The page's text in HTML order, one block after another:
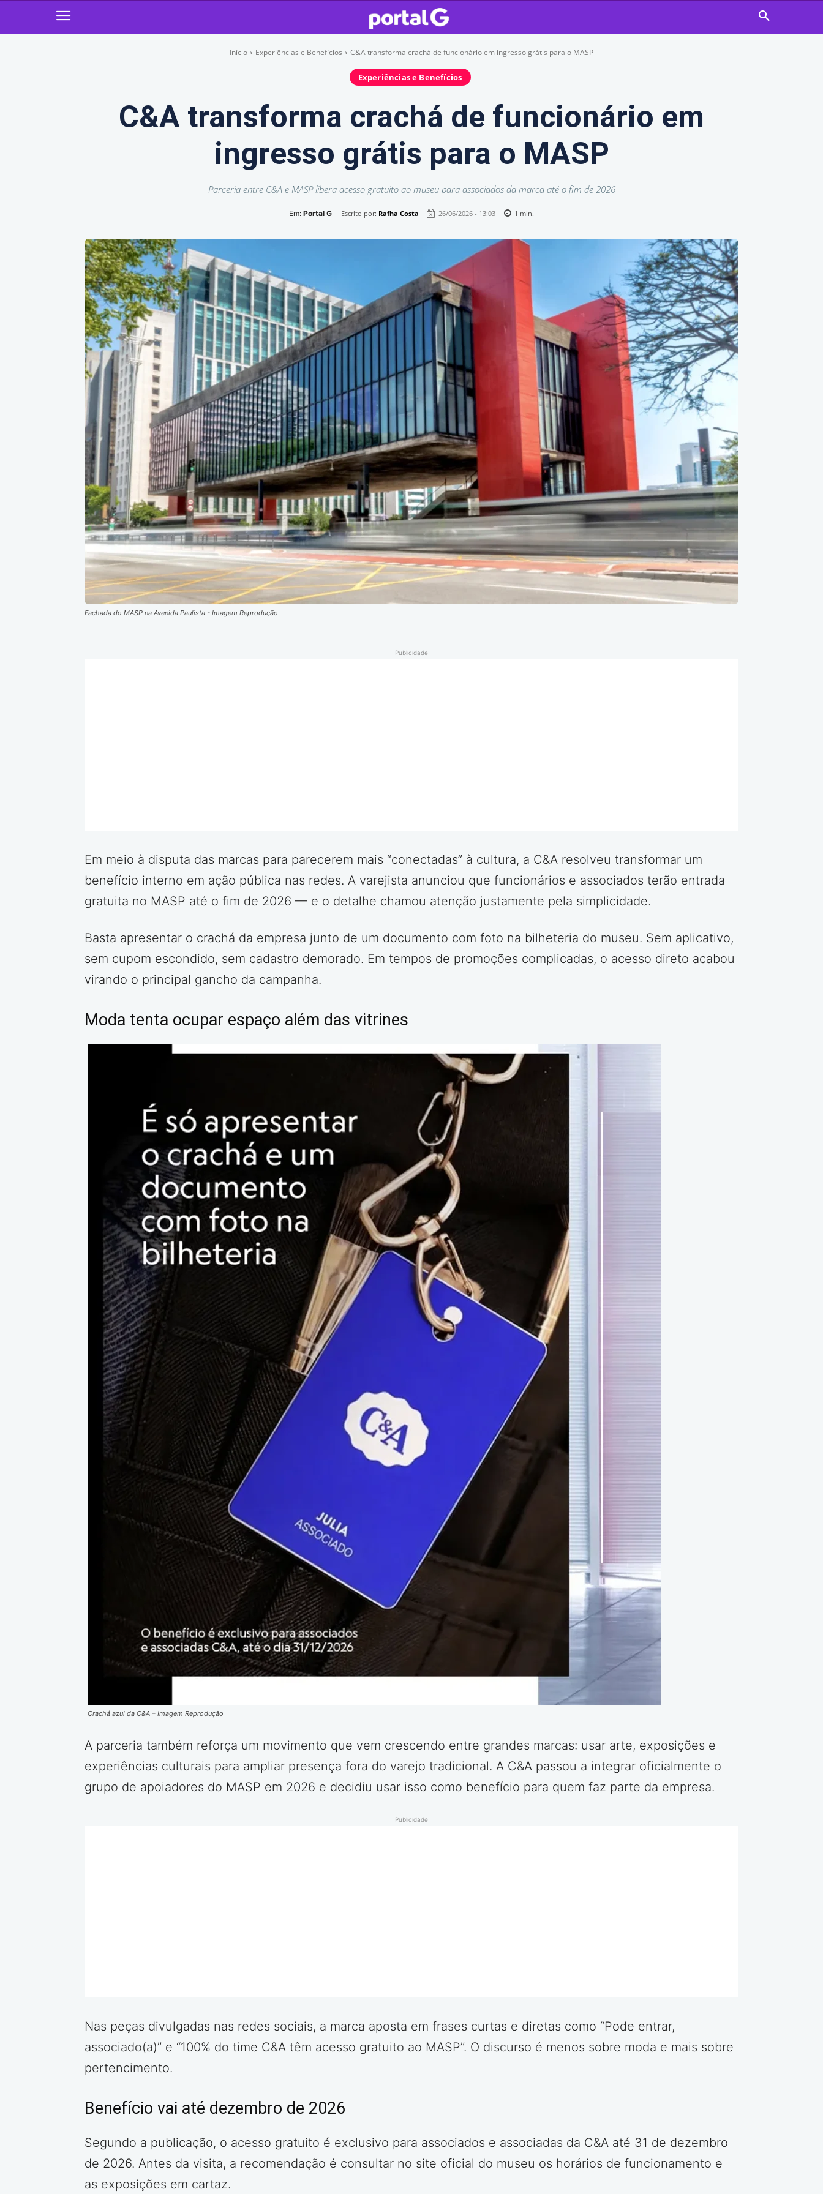
Início Experiências e Benefícios C&A transforma crachá de funcionário em ingresso grátis para o MASP
Experiências e Benefícios
C&A transforma crachá de funcionário em
ingresso grátis para o MASP
Parceria entre C&A e MASP libera acesso gratuito ao museu para associados da marca até o fim de 2026
Em: Portal G Escrito por: Rafha Costa 26/06/2026 - 13:03 1 min.
Fachada do MASP na Avenida Paulista - Imagem Reprodução
Publicidade
Em meio à disputa das marcas para parecerem mais “conectadas” à cultura, a C&A resolveu transformar um
benefício interno em ação pública nas redes. A varejista anunciou que funcionários e associados terão entrada
gratuita no MASP até o fim de 2026 — e o detalhe chamou atenção justamente pela simplicidade.
Basta apresentar o crachá da empresa junto de um documento com foto na bilheteria do museu. Sem aplicativo,
sem cupom escondido, sem cadastro demorado. Em tempos de promoções complicadas, o acesso direto acabou
virando o principal gancho da campanha.
Moda tenta ocupar espaço além das vitrines
Crachá azul da C&A – Imagem Reprodução
A parceria também reforça um movimento que vem crescendo entre grandes marcas: usar arte, exposições e
experiências culturais para ampliar presença fora do varejo tradicional. A C&A passou a integrar oficialmente o
grupo de apoiadores do MASP em 2026 e decidiu usar isso como benefício para quem faz parte da empresa.
Publicidade
Nas peças divulgadas nas redes sociais, a marca aposta em frases curtas e diretas como “Pode entrar,
associado(a)” e “100% do time C&A têm acesso gratuito ao MASP”. O discurso é menos sobre moda e mais sobre
pertencimento.
Benefício vai até dezembro de 2026
Segundo a publicação, o acesso gratuito é exclusivo para associados e associadas da C&A até 31 de dezembro
de 2026. Antes da visita, a recomendação é consultar no site oficial do museu os horários de funcionamento e
as exposições em cartaz.